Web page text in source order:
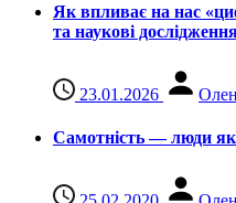
Як впливає на нас
та наукові
23.01.2026
Самотність — люди